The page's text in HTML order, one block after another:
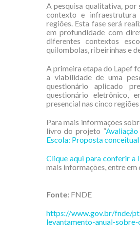
A pesquisa qualitativa, por
contexto e infraestrutura
regiões. Esta fase será
em profundidade com
diferentes contextos
quilombolas, ribeirinhas e
A primeira etapa do Lapef
a viabilidade de uma
questionário aplicado
questionário eletrônico,
presencial nas cinco regiões
Para mais informações
livro do projeto “
Escola: Proposta
Clique aqui para conferir a
mais informações, entre
Fonte: FNDE
https://www.gov.br/fnde/
levantamento-anual-